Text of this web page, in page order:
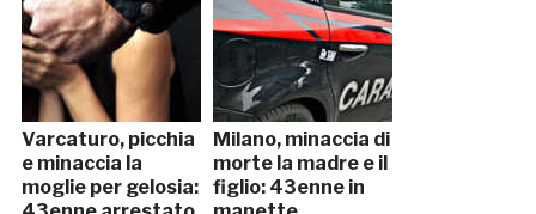
Varcaturo, picchia
e minaccia la
moglie per gelosia:
Milano, minaccia di
morte la madre e il
figlio: 43enne in